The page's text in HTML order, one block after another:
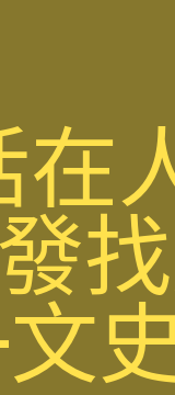
在